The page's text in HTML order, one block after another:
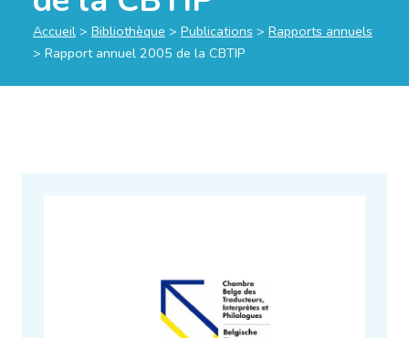
Accueil > Bibliothèque > Publications > Rapports annuels
> Rapport annuel 2005 de la CBTIP